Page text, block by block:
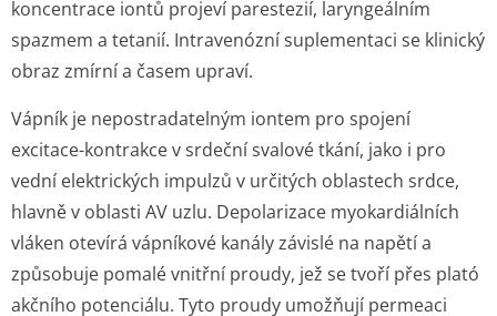
koncentrace iontů projeví parestezií, laryngeálním
spazmem a tetanií. Intravenózní suplementaci se klinický
obraz zmírní a časem upraví.
Vápník je nepostradatelným iontem pro spojení
excitace-kontrakce v srdeční svalové tkání, jako i pro
vední elektrických impulzů v určitých oblastech srdce,
hlavně v oblasti AV uzlu. Depolarizace myokardiálních
vláken otevírá vápníkové kanály závislé na napětí a
způsobuje pomalé vnitřní proudy, jež se tvoří přes plató
akčního potenciálu. Tyto proudy umožňují permeaci